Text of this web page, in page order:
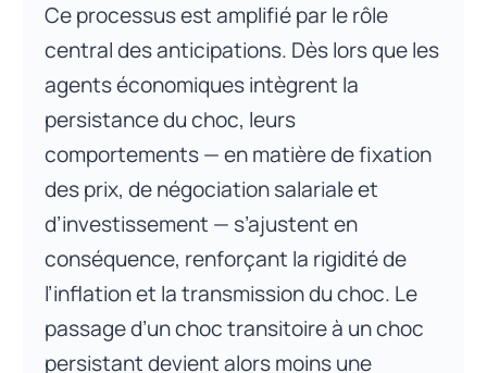
Ce processus est amplifié par le rôle
central des anticipations. Dès lors que les
agents économiques intègrent la
persistance du choc, leurs
comportements — en matière de fixation
des prix, de négociation salariale et
d’investissement — s’ajustent en
conséquence, renforçant la rigidité de
l’inflation et la transmission du choc. Le
passage d’un choc transitoire à un choc
persistant devient alors moins une